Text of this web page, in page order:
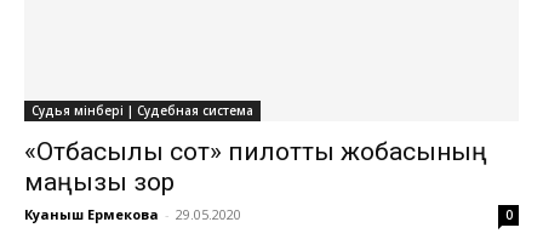
Судья мінбері | Судебная система
«Отбасылық сот» пилоттық жобасының
маңызы зор
Куаныш Ермекова - 29.05.2020 0